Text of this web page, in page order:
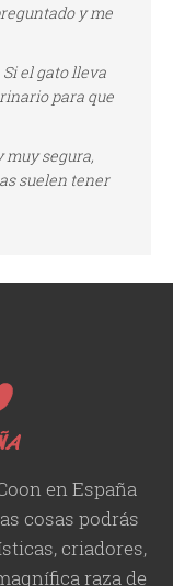
y me
Si el gato lleva
para que
muy segura,
suelen tener
en España
cosas podrás
, criadores,
raza de